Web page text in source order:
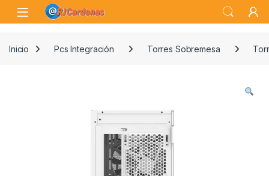
Skip to navigation
Skip to content
Open
Inicio Pcs Integración Torres Sobremesa